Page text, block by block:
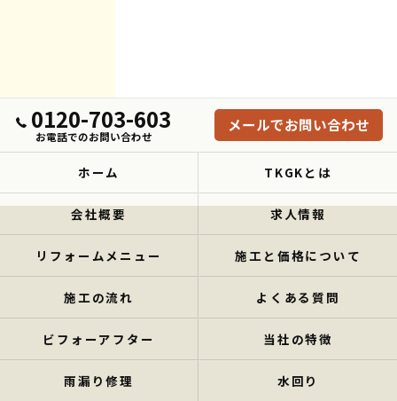
0120-703-603
お電話でのお問い合わせ
メールでお問い合わせ
ホーム TKGKとは
会社概要 求人情報
リフォームメニュー 施工と価格について
施工の流れ よくある質問
ビフォーアフター 当社の特徴
雨漏り修理 水回り